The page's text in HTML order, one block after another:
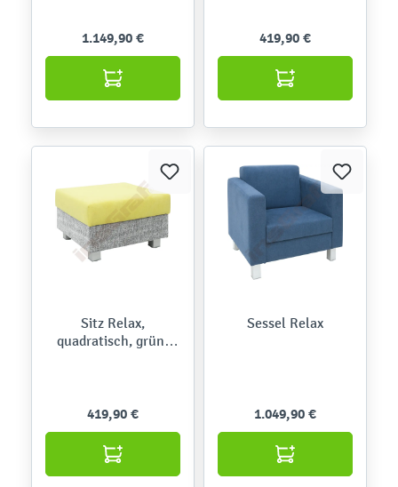
1.149,90 € 419,90 €
Sitz Relax,
quadratisch, grün-
419,90 €
Sessel Relax
1.049,90 €